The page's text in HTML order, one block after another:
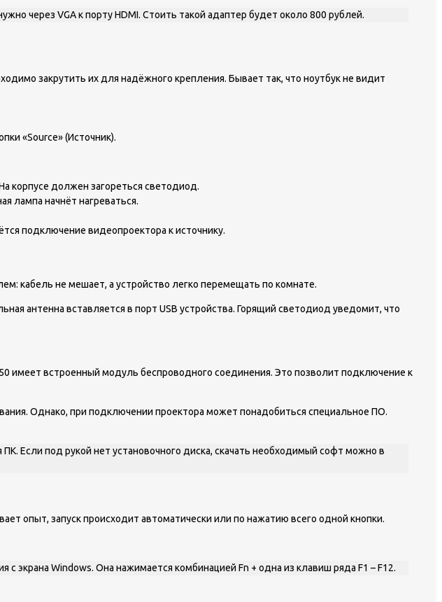
через VGA к порту HDMI. Стоить такой адаптер будет около 800 рублей.
закрутить их для надёжного крепления. Бывает так, что ноутбук не видит
«Source» (Источник).
корпусе должен загореться светодиод.
лампа начнёт нагреваться.
подключение видеопроектора к источнику.
кабель не мешает, а устройство легко перемещать по комнате.
антенна вставляется в порт USB устройства. Горящий светодиод уведомит, что
имеет встроенный модуль беспроводного соединения. Это позволит подключение к
Однако, при подключении проектора может понадобиться специальное ПО.
Если под рукой нет установочного диска, скачать необходимый софт можно в
опыт, запуск происходит автоматически или по нажатию всего одной кнопки.
экрана Windows. Она нажимается комбинацией Fn + одна из клавиш ряда F1 – F12.